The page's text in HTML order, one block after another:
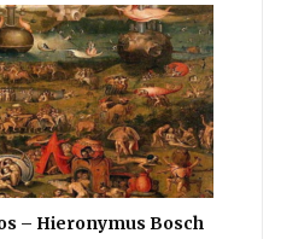
– Hieronymus Bosch